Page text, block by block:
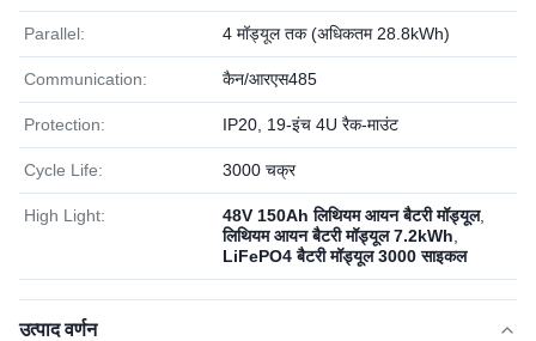
Parallel: 4 मॉड्यूल तक (अधिकतम 28.8kWh)
Communication: कैन/आरएस485
Protection: IP20, 19-इंच 4U रैक-माउंट
Cycle Life: 3000 चक्र
High Light: 48V 150Ah लिथियम आयन बैटरी मॉड्यूल,
लिथियम आयन बैटरी मॉड्यूल 7.2kWh
LiFePO4 बैटरी मॉड्यूल 3000 साइकल
उत्पाद वर्णन